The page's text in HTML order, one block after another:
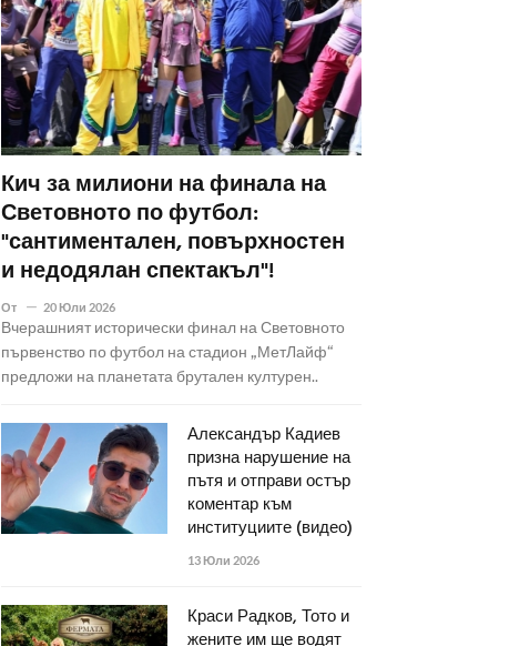
Кич за милиони на финала на
Световното по футбол:
"сантиментален, повърхностен
и недодялан спектакъл"!
От 20 Юли 2026
Вчерашният исторически финал на Световното
първенство по футбол на стадион „МетЛайф“
предложи на планетата брутален културен..
Александър Кадиев
призна нарушение на
пътя и отправи остър
коментар към
институциите (видео)
13 Юли 2026
Краси Радков, Тото и
жените им ще водят